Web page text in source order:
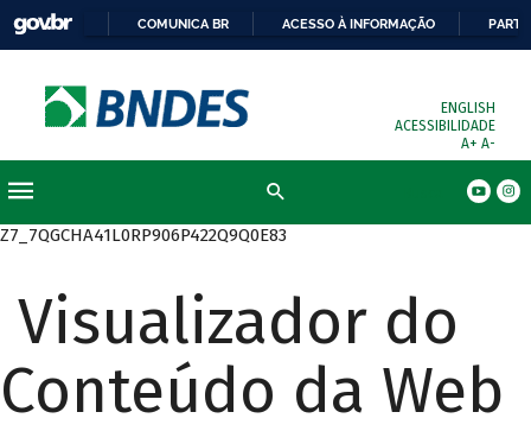
COMUNICA BR ACESSO À INFORMAÇÃO
ENGLISH
ACESSIBILIDADE
A+ A-
Z7_7QGCHA41L0RP906P422Q9Q0E83
Visualizador do
Conteúdo da Web